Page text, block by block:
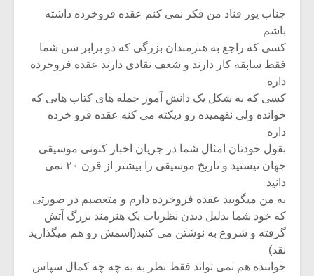
جناب پور قناد من فکر نمی کنم عقده فروخرده داشته
باشم
کسی که راجع به هنرمندان بزرگی که دو برابر سن شما
فقط سابقه کار دارند و شعف نقادی دارند عقده فروخرده
داره
کسی که به شکل یک دانش آموز جمله های کتاب هایی که
خوانده ولی نفهمیده رو دیکته می کنه عقده فرو خرده
داره
بقول خودتان امثال شما در جریان اخبار کنونی موسیقی
جهان نیستید و تاریخ موسیقی را بیشتر از قرن ۲۰ نمی
دانید
به من میگویید عقده فروخرده دارم و متعصبم در صورتی
که خود شما بدلیل دیدن نظریات یک هنرمند بزرگ آتش
گرفته و شروع به نوشتن می کنید(اسمش رو هم میگذارید
نقد)
خواننده هم نمی تواند فقط نظر به به چه چه کمال سپاس